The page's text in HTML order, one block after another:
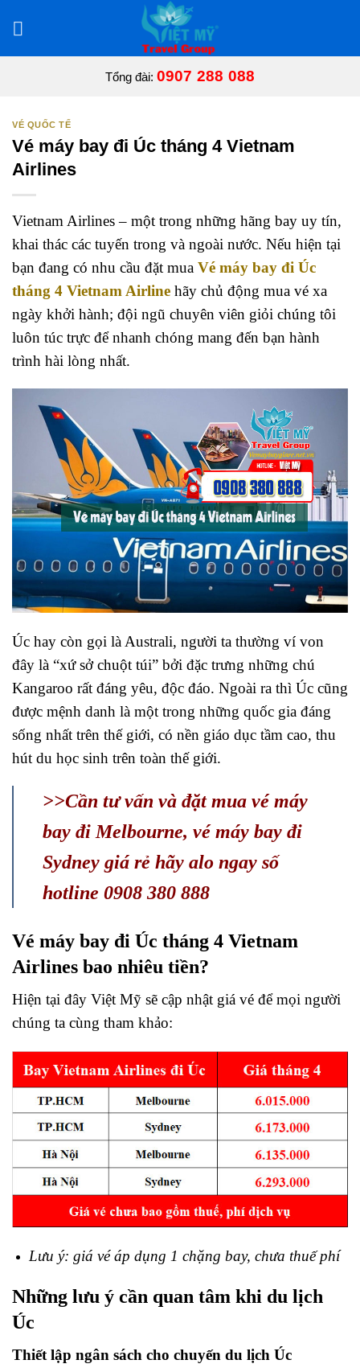
Tổng đài: 0907 288 088
VÉ QUỐC TẾ
Vé máy bay đi Úc tháng 4 Vietnam
Airlines
Vietnam Airlines – một trong những hãng bay uy tín,
khai thác các tuyến trong và ngoài nước. Nếu hiện tại
bạn đang có nhu cầu đặt mua Vé máy bay đi Úc
tháng 4 Vietnam Airline hãy chủ động mua vé xa
ngày khởi hành; đội ngũ chuyên viên giỏi chúng tôi
luôn túc trực để nhanh chóng mang đến bạn hành
trình hài lòng nhất.
Úc hay còn gọi là Australi, người ta thường ví von
đây là “xứ sở chuột túi” bởi đặc trưng những chú
Kangaroo rất đáng yêu, độc đáo. Ngoài ra thì Úc cũng
được mệnh danh là một trong những quốc gia đáng
sống nhất trên thế giới, có nền giáo dục tầm cao, thu
hút du học sinh trên toàn thế giới.
>>Cần tư vấn và đặt mua vé máy
bay đi Melbourne, vé máy bay đi
Sydney giá rẻ hãy alo ngay số
hotline 0908 380 888
Vé máy bay đi Úc tháng 4 Vietnam
Airlines bao nhiêu tiền?
Hiện tại đây Việt Mỹ sẽ cập nhật giá vé để mọi người
chúng ta cùng tham khảo:
Lưu ý: giá vé áp dụng 1 chặng bay, chưa thuế phí
Những lưu ý cần quan tâm khi du lịch
Úc
Thiết lập ngân sách cho chuyến du lịch Úc